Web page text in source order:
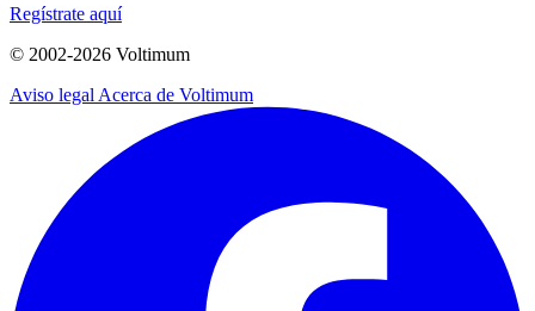
Regístrate aquí
© 2002-2026 Voltimum
Aviso legal Acerca de Voltimum